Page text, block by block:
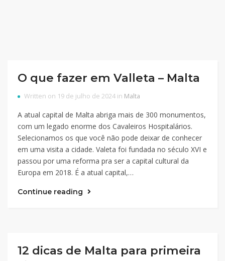
O que fazer em Valleta – Malta
Written on 19 de julho de 2024 in Malta
A atual capital de Malta abriga mais de 300 monumentos,
com um legado enorme dos Cavaleiros Hospitalários.
Selecionamos os que você não pode deixar de conhecer
em uma visita a cidade. Valeta foi fundada no século XVI e
passou por uma reforma pra ser a capital cultural da
Europa em 2018. É a atual capital,…
Continue reading
12 dicas de Malta para primeira